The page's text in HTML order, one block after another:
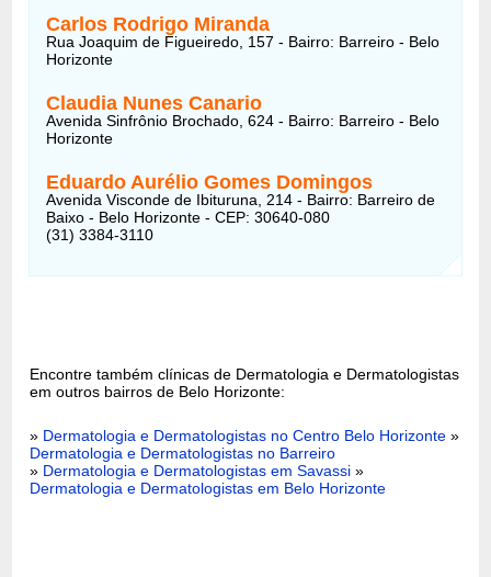
Carlos Rodrigo Miranda
Rua Joaquim de Figueiredo, 157 - Bairro: Barreiro - Belo
Horizonte
Claudia Nunes Canario
Avenida Sinfrônio Brochado, 624 - Bairro: Barreiro - Belo
Horizonte
Eduardo Aurélio Gomes Domingos
Avenida Visconde de Ibituruna, 214 - Bairro: Barreiro de
Baixo - Belo Horizonte - CEP: 30640-080
(31) 3384-3110
Encontre também clínicas de Dermatologia e Dermatologistas
em outros bairros de Belo Horizonte:
» Dermatologia e Dermatologistas no Centro Belo Horizonte »
Dermatologia e Dermatologistas no Barreiro
» Dermatologia e Dermatologistas em Savassi »
Dermatologia e Dermatologistas em Belo Horizonte